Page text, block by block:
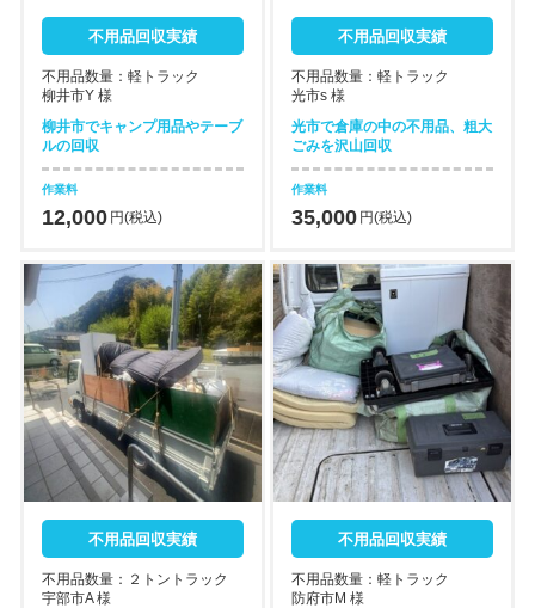
不用品回収実績
不用品数量：軽トラック
柳井市Y 様
柳井市でキャンプ用品やテーブ
ルの回収
作業料
12,000 円(税込)
不用品回収実績
不用品数量：軽トラック
光市s 様
光市で倉庫の中の不用品、粗大
ごみを沢山回収
作業料
35,000 円(税込)
不用品回収実績
不用品数量：２トントラック
宇部市A 様
不用品回収実績
不用品数量：軽トラック
防府市M 様